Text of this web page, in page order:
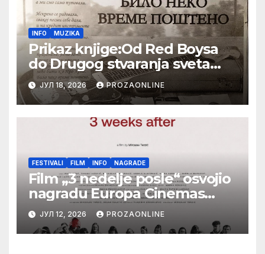
INFO MUZIKA
Prikaz knjige:Od Red Boysa
do Drugog stvaranja sveta
(bilo neko vreme pošteno)
(autor- Zlatomira Sremca,
Botoš 2022. godine, samizdat)
ЈУЛ 18, 2026 PROZAONLINE
FESTIVALI FILM INFO NAGRADE
Film „3 nedelje posle“ osvojio
nagradu Europa Cinemas
Label na Filmskom festivalu u
Karlovim Varima
ЈУЛ 12, 2026 PROZAONLINE